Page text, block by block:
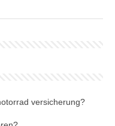
versicherung?